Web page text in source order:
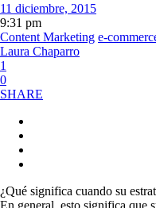
11 diciembre, 2015
9:31 pm
Content Marketing e-
Laura Chaparro
1
0
SHARE
¿Qué significa cuando su
En general, esto significa que